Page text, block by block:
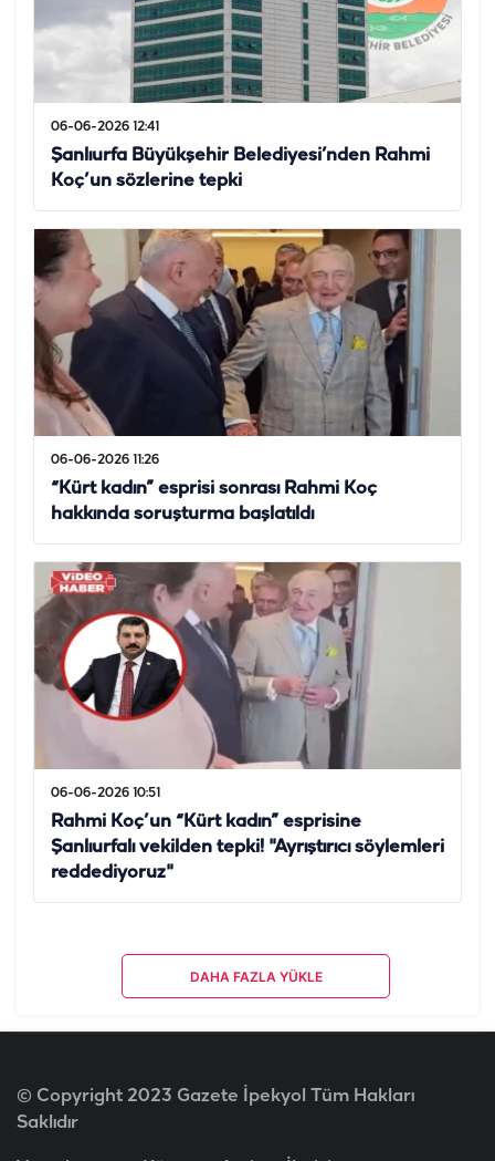
06-06-2026 12:41
Şanlıurfa Büyükşehir Belediyesi’nden Rahmi
Koç’un sözlerine tepki
06-06-2026 11:26
“Kürt kadın” esprisi sonrası Rahmi Koç
hakkında soruşturma başlatıldı
06-06-2026 10:51
Rahmi Koç’un “Kürt kadın” esprisine
Şanlıurfalı vekilden tepki! "Ayrıştırıcı söylemleri
reddediyoruz"
DAHA FAZLA YÜKLE
© Copyright 2023 Gazete İpekyol Tüm Hakları
Saklıdır